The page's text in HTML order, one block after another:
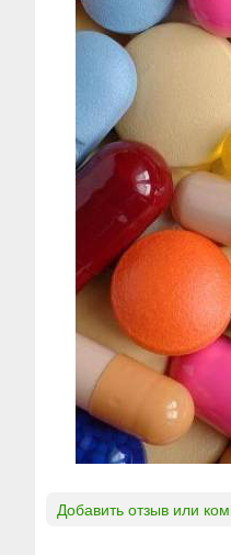
Добавить отзыв или